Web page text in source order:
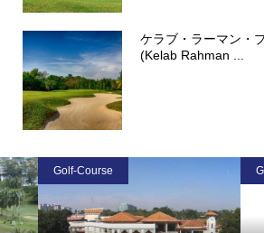
ケラブ・ラーマン・
(Kelab Rahman ...
Golf-Course Golf-